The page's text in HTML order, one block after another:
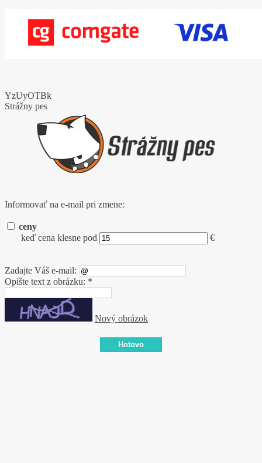
YzUyOTBk
Strážny pes
Informovať na e-mail pri zmene:
ceny
keď cena klesne pod
€
Zadajte Váš e-mail:
Opíšte text z obrázku: *
Nový obrázok